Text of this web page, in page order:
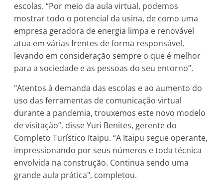
escolas. “Por meio da aula virtual, podemos
mostrar todo o potencial da usina, de como uma
empresa geradora de energia limpa e renovável
atua em várias frentes de forma responsável,
levando em consideração sempre o que é melhor
para a sociedade e as pessoas do seu entorno”.
"Atentos à demanda das escolas e ao aumento do
uso das ferramentas de comunicação virtual
durante a pandemia, trouxemos este novo modelo
de visitação”, disse Yuri Benites, gerente do
Completo Turístico Itaipu. “A Itaipu segue operante,
impressionando por seus números e toda técnica
envolvida na construção. Continua sendo uma
grande aula prática", completou.